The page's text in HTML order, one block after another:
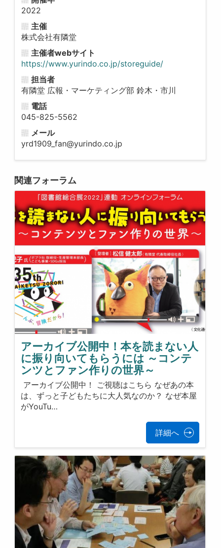
2022
主催
株式会社有隣堂
主催者webサイト
https://www.yurindo.co.jp/storeguide/
担当者
有隣堂 広報・マーケティング部 鈴木・市川
電話
045-825-5562
メール
yrd1909_fan@yurindo.co.jp
関連フォーラム
アーカイブ公開中！本を読まない人
に振り向いてもらうには ～コンテ
ンツとファン作りの世界～
アーカイブ公開中！ ご視聴はこちら なぜあの本
は、ずっと子どもたちに大人気なのか？ なぜ本屋
がYouTu…
詳細へ